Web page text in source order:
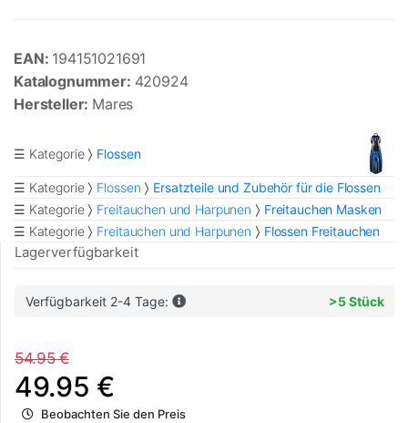
EAN: 194151021691
Katalognummer: 420924
Hersteller: Mares
☰ Kategorie Flossen
☰ Kategorie Flossen
Ersatzteile und Zubehör für die Flossen
☰ Kategorie
Freitauchen und Harpunen
Freitauchen Masken
☰ Kategorie
Freitauchen und Harpunen Flossen Freitauchen
Lagerverfügbarkeit
Verfügbarkeit 2-4 Tage: >5 Stück
54.95 €
49.95 €
Beobachten Sie den Preis